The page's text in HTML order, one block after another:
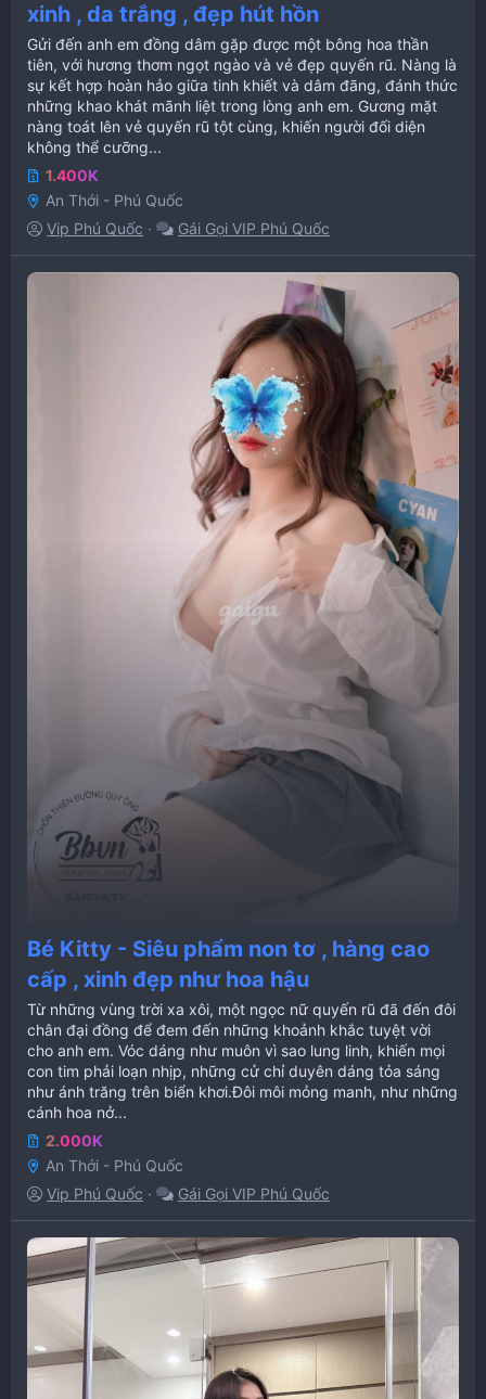
xinh , da trắng , đẹp hút hồn
Gửi đến anh em đồng dâm gặp được một bông hoa thần
tiên, với hương thơm ngọt ngào và vẻ đẹp quyến rũ. Nàng là
sự kết hợp hoàn hảo giữa tinh khiết và dâm đãng, đánh thức
những khao khát mãnh liệt trong lòng anh em. Gương mặt
nàng toát lên vẻ quyến rũ tột cùng, khiến người đối diện
không thể cưỡng...
1.400K
An Thới - Phú Quốc
Vip Phú Quốc
Gái Gọi VIP Phú Quốc
Bé Kitty - Siêu phẩm non tơ , hàng cao
cấp , xinh đẹp như hoa hậu
Từ những vùng trời xa xôi, một ngọc nữ quyến rũ đã đến đôi
chân đại đồng để đem đến những khoảnh khắc tuyệt vời
cho anh em. Vóc dáng như muôn vì sao lung linh, khiến mọi
con tim phải loạn nhịp, những cử chỉ duyên dáng tỏa sáng
như ánh trăng trên biển khơi.Đôi môi mỏng manh, như những
cánh hoa nở...
2.000K
An Thới - Phú Quốc
Vip Phú Quốc
Gái Gọi VIP Phú Quốc